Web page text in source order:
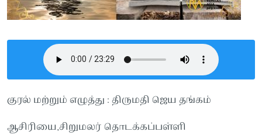
குரல் மற்றும் எழுத்து : திருமதி ஜெய தங்கம்
ஆசிரியை,சிறுமலர் தொடக்கப்பள்ளி